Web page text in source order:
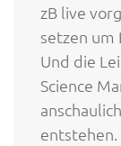
zB live
setzen um
Und die
Science
entstehen.